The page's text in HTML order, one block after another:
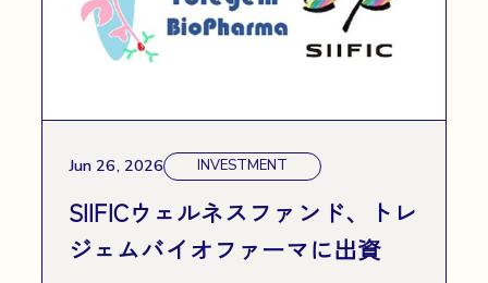
Jun 26, 2026 INVESTMENT
SIIFICウェルネスファンド、トレ
ジェムバイオファーマに出資